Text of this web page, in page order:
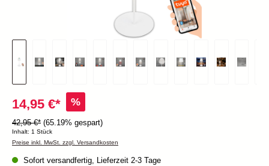
14,95 €* %
42,95 €* (65.19% gespart)
Inhalt: 1 Stück
Preise inkl. MwSt. zzgl. Versandkosten
Sofort versandfertig, Lieferzeit 2-3 Tage